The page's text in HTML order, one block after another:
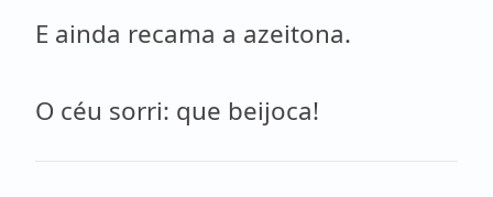
E ainda recama a azeitona.
O céu sorri: que beijoca!